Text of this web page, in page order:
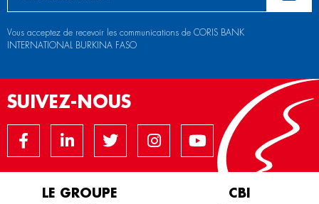
Vous acceptez de recevoir les communications de CORIS BANK
INTERNATIONAL BURKINA FASO
SUIVEZ-NOUS
LE GROUPE CBI